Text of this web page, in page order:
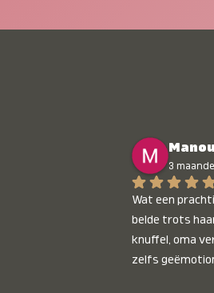
3
Wat een
belde trots
knuffel, oma
zelfs